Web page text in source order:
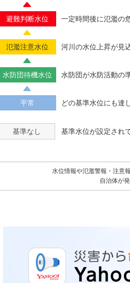
避難判断水位 一定時間後に氾濫の
氾濫注意水位 河川の水位上昇が見
水防団待機水位 水防団が水防活動の
平常 どの基準水位にも達
基準なし 基準水位が設定され
水位情報や氾濫警報・注意
自治体が